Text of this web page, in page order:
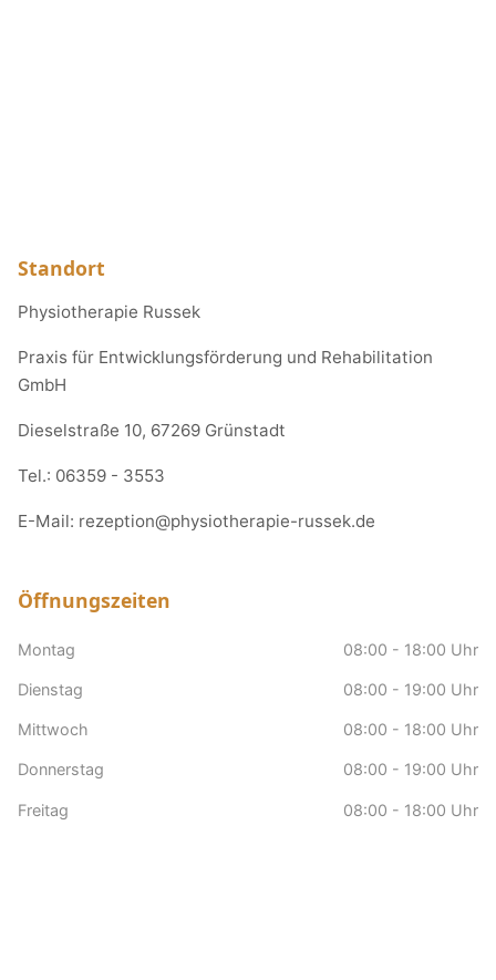
Standort
Physiotherapie Russek
Praxis für Entwicklungsförderung und Rehabilitation
GmbH
Dieselstraße 10, 67269 Grünstadt
Tel.: 06359 - 3553
E-Mail: rezeption@physiotherapie-russek.de
Öffnungszeiten
Montag 08:00 - 18:00 Uhr
Dienstag 08:00 - 19:00 Uhr
Mittwoch 08:00 - 18:00 Uhr
Donnerstag 08:00 - 19:00 Uhr
Freitag 08:00 - 18:00 Uhr